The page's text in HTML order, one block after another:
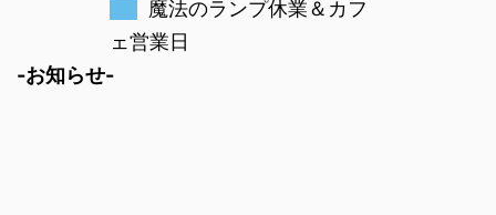
魔法のランプ休業＆カフ
ェ営業日
-お知らせ-